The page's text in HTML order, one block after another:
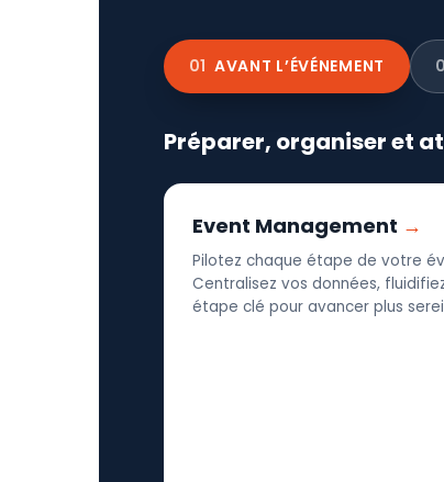
01 AVANT L’ÉVÉNEMENT
Préparer, organiser et
Event Management
Pilotez chaque étape de votre
Centralisez vos données,
étape clé pour avancer plus